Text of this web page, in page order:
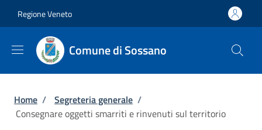
Regione Veneto
Comune di Sossano
Briciole di pane
Home / Segreteria generale /
Consegnare oggetti smarriti e rinvenuti sul territorio